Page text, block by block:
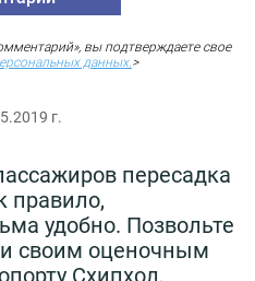
вы подтверждаете свое
данных. >
г.
пересадка
правило,
удобно. Позвольте
своим оценочным
Схипхол,